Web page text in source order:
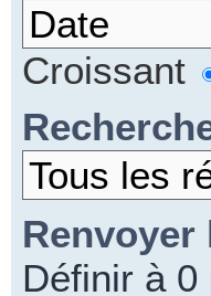
Croissant
Renvoyer
Définir à 0